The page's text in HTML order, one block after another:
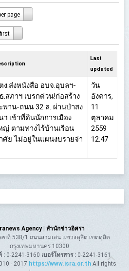
page
Last
updated
ง.ส่งหนังสือ อบจ.อุบลฯ-
.สภาฯ เบรกด่วน!ก่อสร้าง
พาน-ถนน 32 ล. ผ่านป่าสง
ฯ เข้าที่ดินนักการเมือง
ญ่ ตามทางไร้บ้านเรือน
ศัย ไม่อยู่ในแผนงบรายจ่า
วัน
อังคาร,
11
ตุลาคม
2559
12:47
Agency | สำนักข่าวอิศรา
ลขที่ 538/1 ถนนสามเสน แขวงดุสิต เขตดุสิต
กรุงเทพมหานคร 10300
:0-2241-3160 เบอร์โทรสาร :0-2241-3161
- 2017 https://www.isra.or.th All rights